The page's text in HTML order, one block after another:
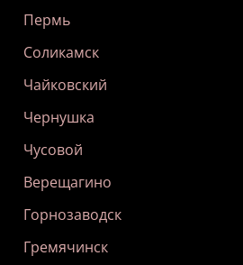
Пермь
Соликамск
Чайковский
Чернушка
Чусовой
Верещагино
Горнозаводск
Гремячинск